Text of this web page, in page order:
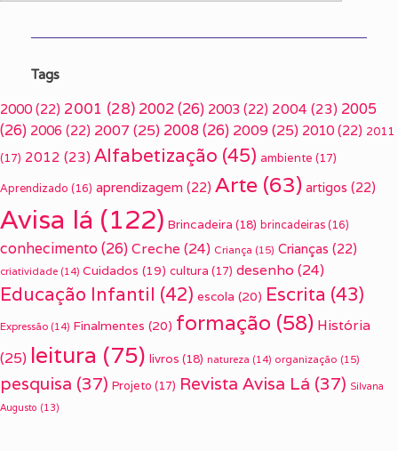
Tags
2000 (22) 2001 (28) 2002(26) 2003 (22) 2004 (23) 2005
(26) 2006 (22) 2007 (25) 2008(26) 2009(25) 2010 (22) 2011
(17) 2012 (23) Alfabetização (45) ambiente (17)
Aprendizado (16) aprendizagem (22) Arte (63) artigos (22)
Avisa lá (122) Brincadeira (18) brincadeiras (16)
conhecimento(26) Creche (24) Criança (15) Crianças (22)
criatividade (14) Cuidados (19) cultura (17) desenho (24)
Educação Infantil (42) escola (20) Escrita (43)
Expressão (14) Finalmentes (20) formação (58) História
(25) leitura (75) livros (18) natureza (14) organização (15)
pesquisa (37) Projeto (17) Revista Avisa Lá (37) Silvana
Augusto (13)